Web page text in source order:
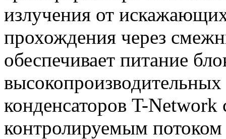
излучения от
прохождения через
обеспечивает питание
конденсаторов T-
контролируемым потоком